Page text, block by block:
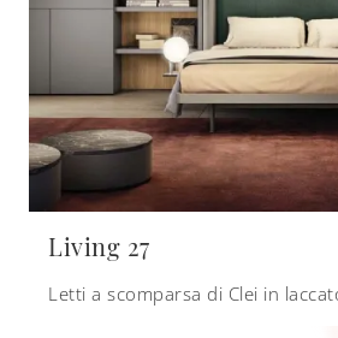
Living 27